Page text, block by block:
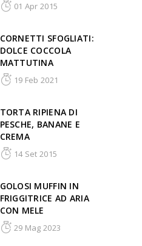
01 Apr 2015
CORNETTI SFOGLIATI:
DOLCE COCCOLA
MATTUTINA
19 Feb 2021
TORTA RIPIENA DI
PESCHE, BANANE E
CREMA
14 Set 2015
GOLOSI MUFFIN IN
FRIGGITRICE AD ARIA
CON MELE
29 Mag 2023